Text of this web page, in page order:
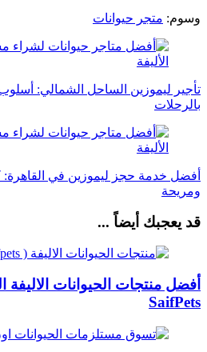
وسوم: متجر حيوانات
التنقل
التدوينات
تأجير ليموزين الساحل الشمالي: أسلوب
بالرحلات
أفضل خدمة حجز ليموزين في القاهرة:
ومريحة
قد يعجبك أيضاً ...
أفضل منتجات الحيوانات الاليفة
SaifPets